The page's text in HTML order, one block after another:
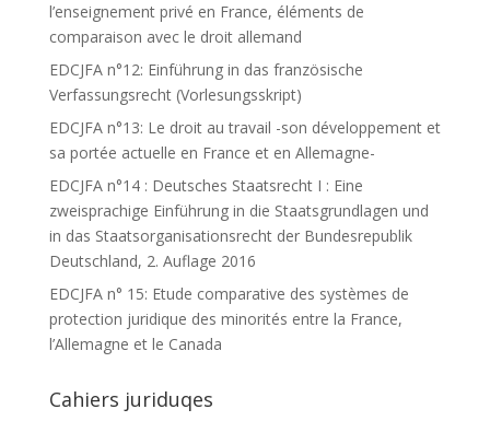
l’enseignement privé en France, éléments de
comparaison avec le droit allemand
EDCJFA n°12: Einführung in das französische
Verfassungsrecht (Vorlesungsskript)
EDCJFA n°13: Le droit au travail -son développement et
sa portée actuelle en France et en Allemagne-
EDCJFA n°14 : Deutsches Staatsrecht I : Eine
zweisprachige Einführung in die Staatsgrundlagen und
in das Staatsorganisationsrecht der Bundesrepublik
Deutschland, 2. Auflage 2016
EDCJFA n° 15: Etude comparative des systèmes de
protection juridique des minorités entre la France,
l’Allemagne et le Canada
Cahiers juriduqes